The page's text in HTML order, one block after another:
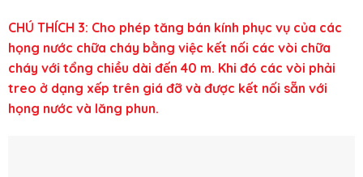
CHÚ THÍCH 3: Cho phép tăng bán kính phục vụ của các
họng nước chữa cháy bằng việc kết nối các vòi chữa
cháy với tổng chiều dài đến 40 m. Khi đó các vòi phải
treo ở dạng xếp trên giá đỡ và được kết nối sẵn với
họng nước và lăng phun.